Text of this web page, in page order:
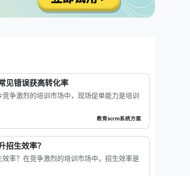
见错误获高转化率
争激烈的培训市场中，现场促单能力是培训
教育scrm系统方案
招生效率？
率？在竞争激烈的培训市场中，招生效率是